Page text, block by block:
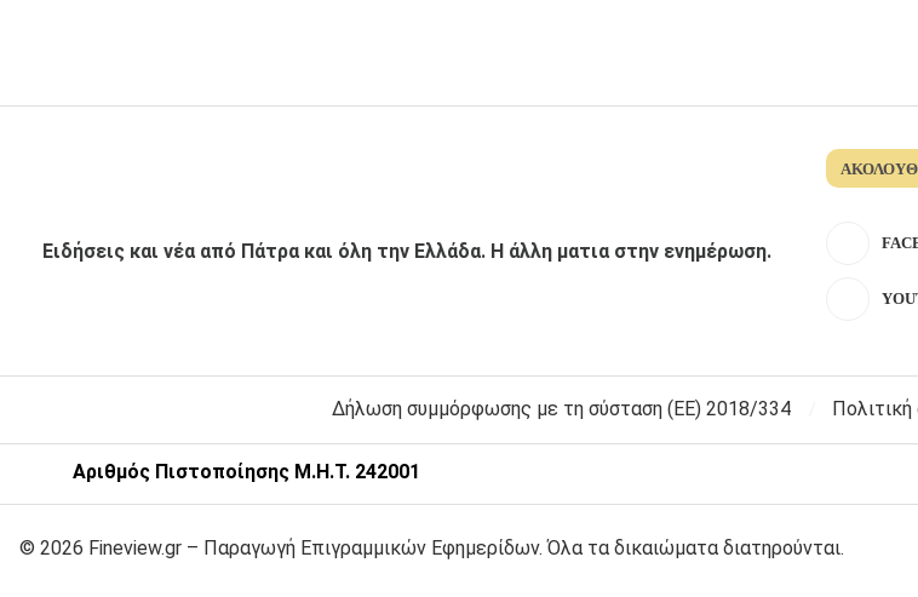
Ειδήσεις και νέα από Πάτρα και όλη την Ελλάδα. Η άλλη ματια στην ενημέρωση.
Δήλωση συμμόρφωσης με τη σύσταση (ΕΕ) 2018/334
Αριθμός Πιστοποίησης Μ.Η.Τ. 242001
© 2026 Fineview.gr – Παραγωγή Επιγραμμικών Εφημερίδων. Όλα τα δικαιώματα διατηρούνται.